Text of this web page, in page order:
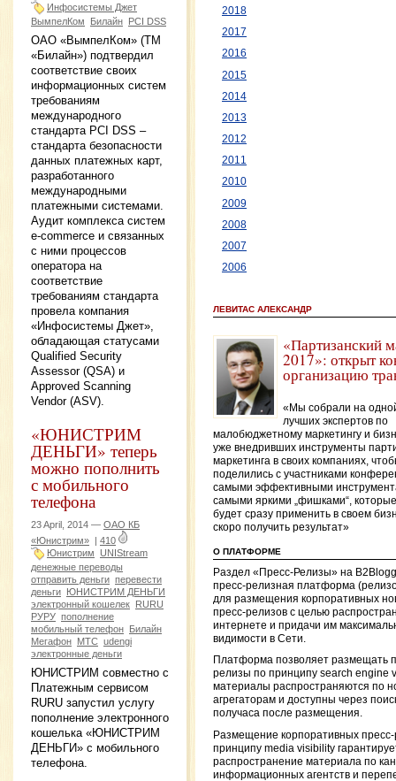
Инфосистемы Джет
ВымпелКом
Билайн PCI DSS
ОАО «ВымпелКом» (ТМ
«Билайн») подтвердил
соответствие своих
информационных систем
требованиям
международного
стандарта PCI DSS –
стандарта безопасности
данных платежных карт,
разработанного
международными
платежными системами.
Аудит комплекса систем
e-commerce и связанных
с ними процессов
оператора на
соответствие
требованиям стандарта
провела компания
«Инфосистемы Джет»,
обладающая статусами
Qualified Security
Assessor (QSA) и
Approved Scanning
Vendor (ASV).
«ЮНИСТРИМ
ДЕНЬГИ» теперь
можно пополнить
с мобильного
телефона
23 April, 2014 — ОАО КБ
«Юнистрим» | 410
Юнистрим UNIStream
денежные переводы
отправить деньги перевести
деньги ЮНИСТРИМ ДЕНЬГИ
электронный кошелек RURU
РУРУ пополнение
мобильный телефон Билайн
Мегафон МТС udengi
электронные деньги
ЮНИСТРИМ совместно с
Платежным сервисом
RURU запустил услугу
пополнение электронного
кошелька «ЮНИСТРИМ
ДЕНЬГИ» с мобильного
телефона.
2018
2017
2016
2015
2014
2013
2012
2011
2010
2009
2008
2007
2006
ЛЕВИТАС АЛЕКСАНДР
«Партизанский
2017»: открыт
организацию
«Мы собрали на
лучших экспертов по
малобюджетному маркетингу и
уже внедривших инструменты
маркетинга в своих компаниях,
поделились с участниками
самыми эффективными
самыми яркими „фишками“,
будет сразу применить в своем
скоро получить результат»
О ПЛАТФОРМЕ
Раздел «Пресс-Релизы» на
пресс-релизная платформа
для размещения корпоративных
пресс-релизов с целью
интернете и придачи им
видимости в Сети.
Платформа позволяет размещать
релизы по принципу search engine
материалы распространяются по
агрегаторам и доступны через
получаса после размещения.
Размещение корпоративных
принципу media visibility
распространение материала по
информационных агентств и